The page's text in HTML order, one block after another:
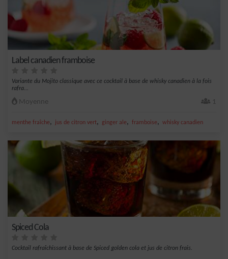
Label canadien framboise
Variante du Mojito classique avec ce cocktail à base de whisky canadien à la fois
rafra...
Moyenne 1
menthe fraîche, jus de citron vert, ginger ale, framboise, whisky canadien
Spiced Cola
Cocktail rafraîchissant à base de Spiced golden cola et jus de citron frais.